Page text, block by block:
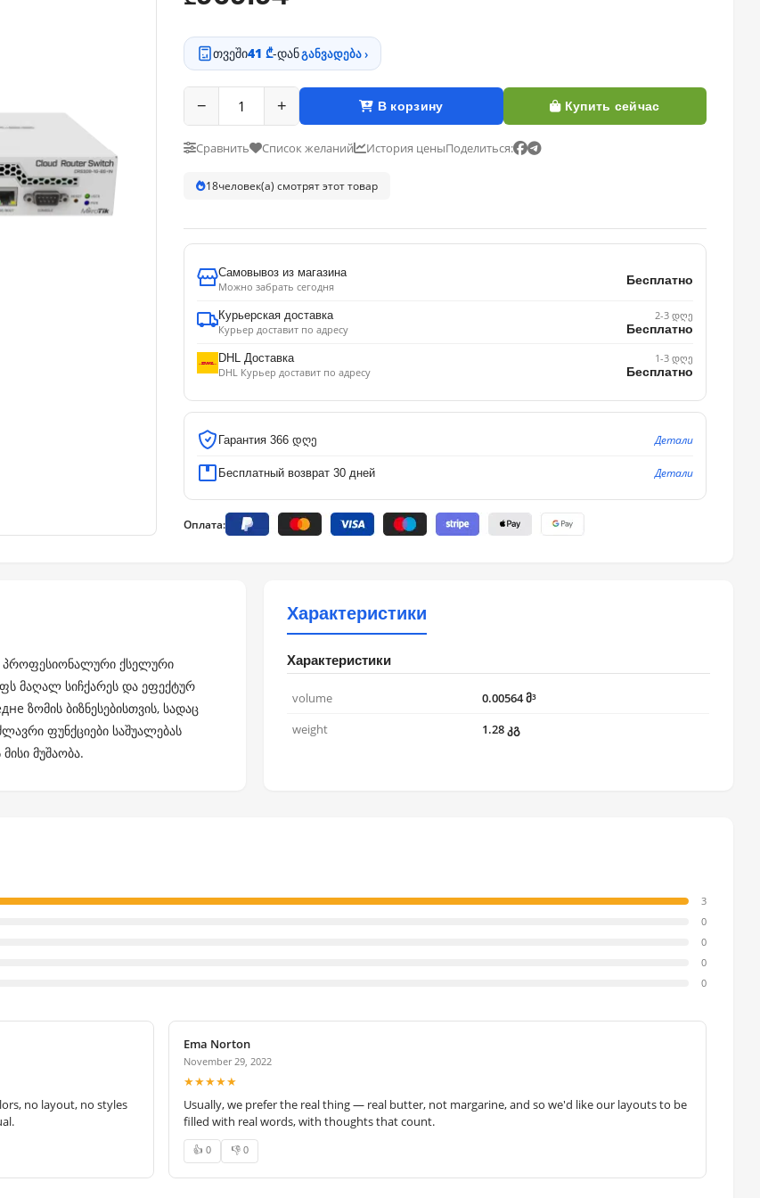
თვეში41 ₾-დანგანვადება ›
− + В корзину Купить сейчас
Сравнить Список желаний История ценыПоделиться:
18человек(а) смотрят этот товар
Самовывоз из магазина
Можно забрать сегодня
Бесплатно
Курьерская доставка
Курьер доставит по адресу
2-3 დღე
Бесплатно
DHL Доставка
DHL Курьер доставит по адресу
1-3 დღე
Бесплатно
Гарантия 366 დღე Детали
Бесплатный возврат 30 дней Детали
Оплата:
პროფესიონალური ქსელური
მაღალ სიჩქარეს და ეფექტურ
ზომის ბიზნესებისთვის, სადაც
ფუნქციები საშუალებას
მუშაობა.
Характеристики
Характеристики
volume
0.00564 მ³
weight
1.28 კგ
3
0
0
0
0
no layout, no styles
Ema Norton
November 29, 2022
★★★★★
Usually, we prefer the real thing — real butter, not margarine, and so we'd like our layouts to be
filled with real words, with thoughts that count.
👍 0 👎 0